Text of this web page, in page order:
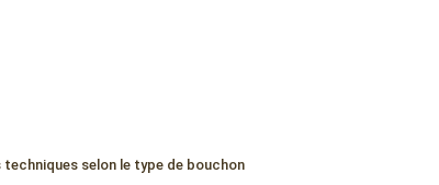
techniques selon le type de bouchon